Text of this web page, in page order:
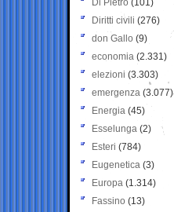
Di Pietro (101)
Diritti civili (276)
don Gallo (9)
economia (2.331)
elezioni (3.303)
emergenza (3.077)
Energia (45)
Esselunga (2)
Esteri (784)
Eugenetica (3)
Europa (1.314)
Fassino (13)